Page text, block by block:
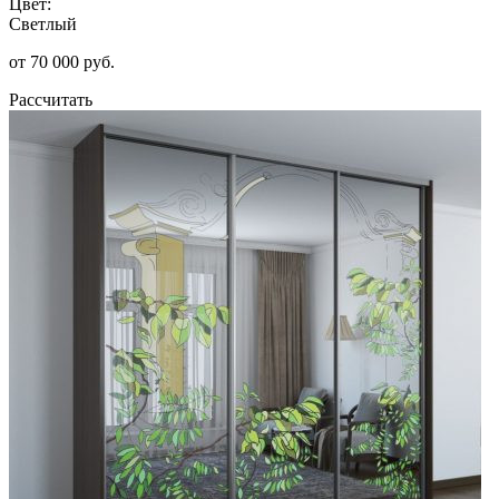
Светлый
от 70 000 руб.
Рассчитать